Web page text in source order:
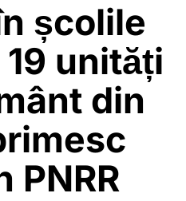
școlile
unități
din
PNRR